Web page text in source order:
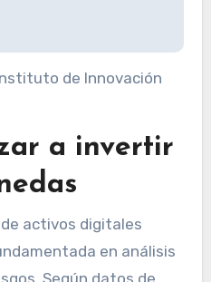
de Innovación
a invertir
activos digitales
en análisis
Según datos de